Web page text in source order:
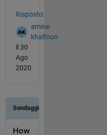
Risposto:
amine
khalfoun
il 30
Ago
2020